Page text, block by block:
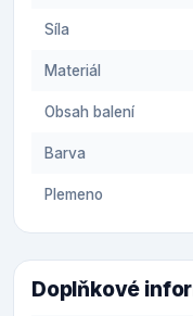
Síla
Materiál
Obsah balení
Barva
Plemeno
Doplňkové